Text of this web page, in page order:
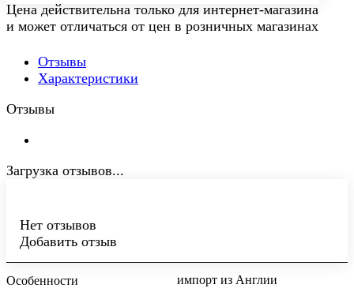
Цена действительна только для интернет-магазина
и может отличаться от цен в розничных магазинах
Отзывы
Характеристики
Отзывы
Загрузка отзывов...
Нет отзывов
Добавить отзыв
Особенности импорт из Англии